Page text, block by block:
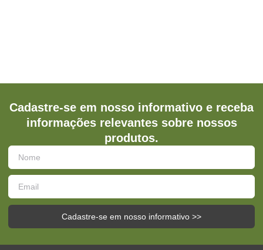
Cadastre-se em nosso informativo e receba
informações relevantes sobre nossos
produtos.
Cadastre-se em nosso informativo >>